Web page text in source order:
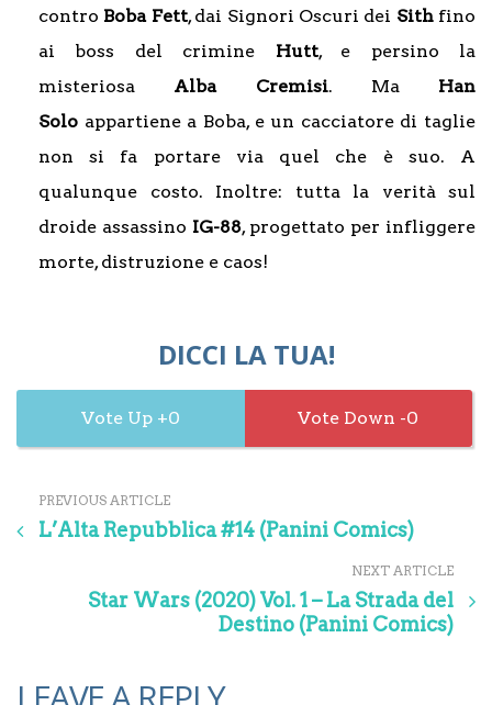
contro Boba Fett, dai Signori Oscuri dei Sithfino
ai boss del crimine Hutt, e persino la
misteriosa Alba Cremisi. Ma Han
Solo appartiene a Boba, e un cacciatore di taglie
non si fa portare via quel che è suo. A
qualunque costo. Inoltre: tutta la verità sul
droide assassino IG-88, progettato per infliggere
morte, distruzione e caos!
DICCI LA TUA!
0 0
PREVIOUS ARTICLE
L’Alta Repubblica #14 (Panini Comics)
NEXT ARTICLE
Star Wars (2020) Vol. 1 – La Strada del
Destino (Panini Comics)